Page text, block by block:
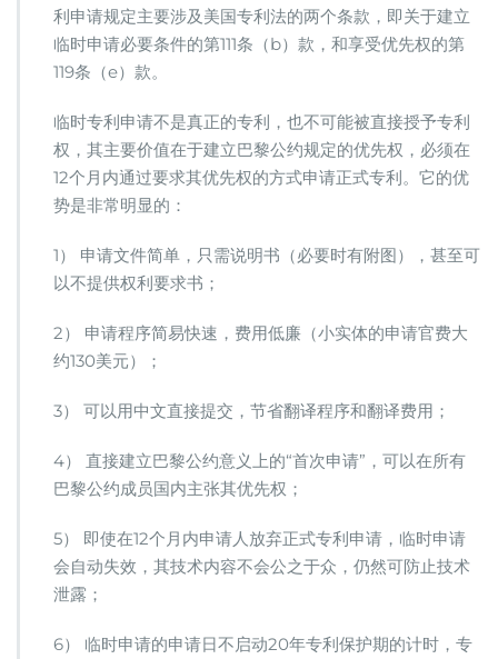
利申请规定主要涉及美国专利法的两个条款，即关于建立
临时申请必要条件的第111条（b）款，和享受优先权的第
119条（e）款。
临时专利申请不是真正的专利，也不可能被直接授予专利
权，其主要价值在于建立巴黎公约规定的优先权，必须在
12个月内通过要求其优先权的方式申请正式专利。它的优
势是非常明显的：
1） 申请文件简单，只需说明书（必要时有附图），甚至可
以不提供权利要求书；
2） 申请程序简易快速，费用低廉（小实体的申请官费大
约130美元）；
3） 可以用中文直接提交，节省翻译程序和翻译费用；
4） 直接建立巴黎公约意义上的“首次申请”，可以在所有
巴黎公约成员国内主张其优先权；
5） 即使在12个月内申请人放弃正式专利申请，临时申请
会自动失效，其技术内容不会公之于众，仍然可防止技术
泄露；
6） 临时申请的申请日不启动20年专利保护期的计时，专